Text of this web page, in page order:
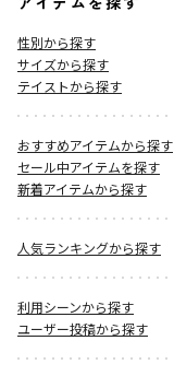
性別から探す
サイズから探す
テイストから探す
おすすめアイテムから探す
セール中アイテムを探す
新着アイテムから探す
人気ランキングから探す
利用シーンから探す
ユーザー投稿から探す